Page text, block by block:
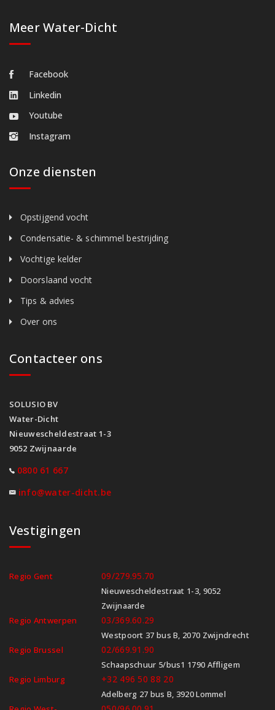
Meer Water-Dicht
Facebook
Linkedin
Youtube
Instagram
Onze diensten
Opstijgend vocht
Condensatie- & schimmel bestrijding
Vochtige kelder
Doorslaand vocht
Tips & advies
Over ons
Contacteer ons
SOLUSIO BV
Water-Dicht
Nieuwescheldestraat 1-3
9052 Zwijnaarde
0800 61 667
info@water-dicht.be
Vestigingen
Regio Gent 09/279.95.70
Nieuwescheldestraat 1-3, 9052
Zwijnaarde
Regio Antwerpen
03/369.60.29
Westpoort 37 bus B, 2070 Zwijndrecht
Regio Brussel
02/669.91.90
Schaapschuur 5/bus1 1790 Affligem
Regio Limburg
+32 496 50 88 20
Adelberg 27 bus B, 3920 Lommel